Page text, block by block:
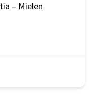
– Mielen